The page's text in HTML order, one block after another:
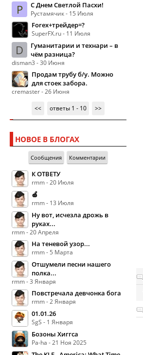
Р С Днем Светлой Пасхи!
Рустамячик - 15 Июля
Forex+трейдер=?
SuperFX.ru - 11 Июля
D
Гуманитарии и технари – в
чём разница?
disman3 - 30 Июня
Продам трубу б/у. Можно
для стоек забора.
cremaster - 26 Июня
<<
ответы 1 - 10 >>
НОВОЕ В БЛОГАХ
Сообщения Комментарии
К ОТВЕТУ
rmm - 20 Июля
🍏
rmm - 13 Июля
Ну вот, исчезла дрожь в
руках...
rmm - 20 Апреля
На теневой узор...
rmm - 5 Марта
Отшумели песни нашего
полка...
rmm - 3 Января
Повстречала девчонка бога
rmm - 2 Января
01.01.26
SgS - 1 Января
Бозоны Хиггса
Pa-ha - 21 Ноя 2025